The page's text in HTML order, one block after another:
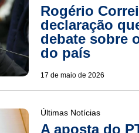
Rogério
declaração
debate sobre
do país
17 de maio de 2026
Últimas Notícias
A aposta do